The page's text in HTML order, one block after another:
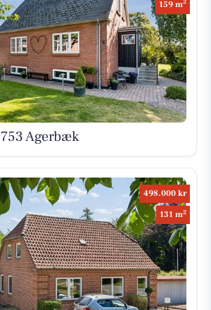
159 m
Agerbæk
498.000 kr
131 m2